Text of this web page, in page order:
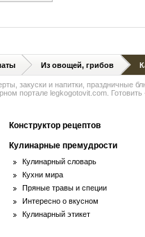
Из овощей, грибов
закуски и напитки, праздничные
портале legkogotovit.com. Готовить
Конструктор рецептов
Кулинарные премудрости
Кулинарный словарь
Кухни мира
Пряные травы и специи
Интересно о вкусном
Кулинарный этикет